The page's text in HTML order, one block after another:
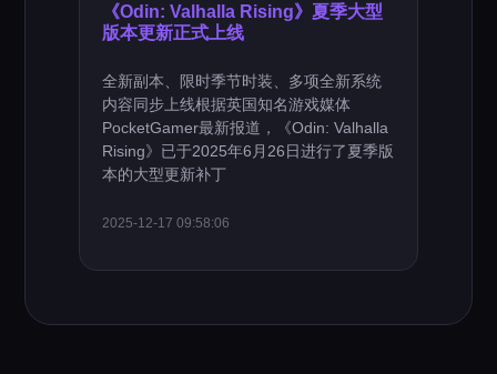
《Odin: Valhalla Rising》夏季大型
版本更新正式上线
全新副本、限时季节时装、多项全新系统
内容同步上线根据英国知名游戏媒体
PocketGamer最新报道，《Odin: Valhalla
Rising》已于2025年6月26日进行了夏季版
本的大型更新补丁
2025-12-17 09:58:06